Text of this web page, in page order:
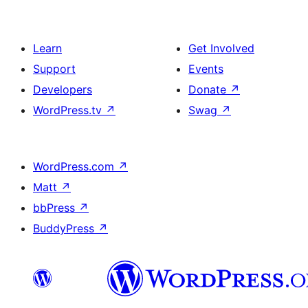
Learn
Support
Developers
WordPress.tv ↗
Get Involved
Events
Donate ↗
Swag ↗
WordPress.com ↗
Matt ↗
bbPress ↗
BuddyPress ↗